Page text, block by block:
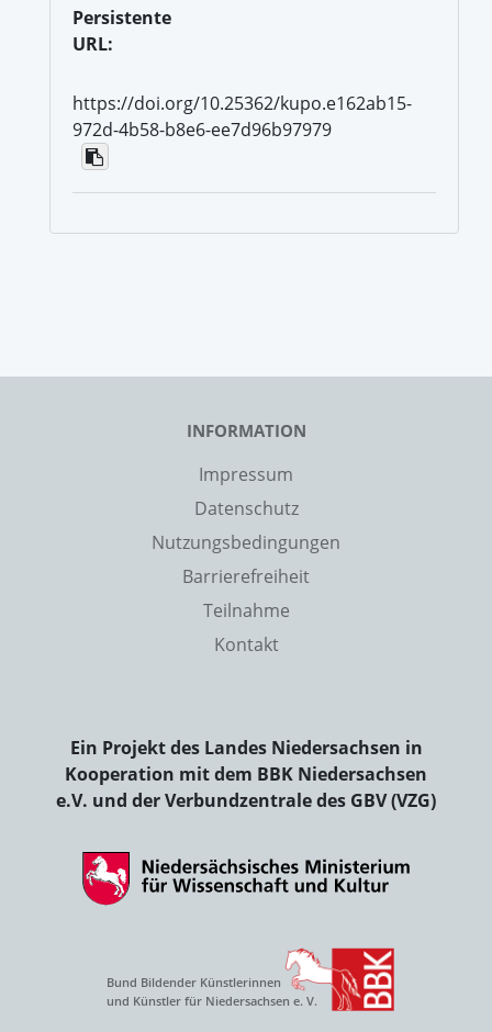
Persistente
URL:
https://doi.org/10.25362/kupo.e162ab15-
972d-4b58-b8e6-ee7d96b97979
INFORMATION
Impressum
Datenschutz
Nutzungsbedingungen
Barrierefreiheit
Teilnahme
Kontakt
Ein Projekt des Landes Niedersachsen in
Kooperation mit dem BBK Niedersachsen
e.V. und der Verbundzentrale des GBV (VZG)
Bund Bildender Künstlerinnen
und Künstler für Niedersachsen e. V.